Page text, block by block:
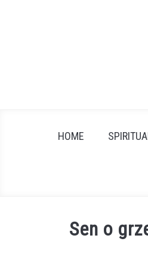
HOME
Sen o